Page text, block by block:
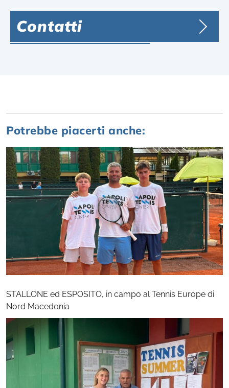
Contatti
Potrebbe piacerti anche:
STALLONE ed ESPOSITO, in campo al Tennis Europe di
Nord Macedonia